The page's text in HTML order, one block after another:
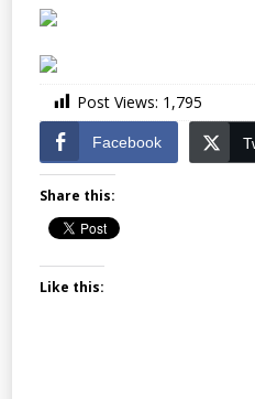
Post Views: 1,795
Facebook
Share this:
Like this: